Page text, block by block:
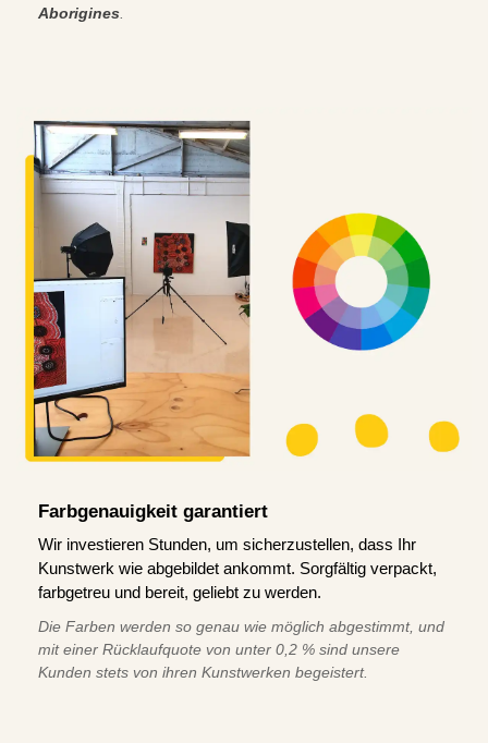
Aborigines
Farbgenauigkeit garantiert
Wir investieren Stunden, um sicherzustellen, dass Ihr
Kunstwerk wie abgebildet ankommt. Sorgfältig verpackt,
farbgetreu und bereit, geliebt zu werden.
Die Farben werden so genau wie möglich abgestimmt, und
mit einer Rücklaufquote von unter 0,2 % sind unsere
Kunden stets von ihren Kunstwerken begeistert.